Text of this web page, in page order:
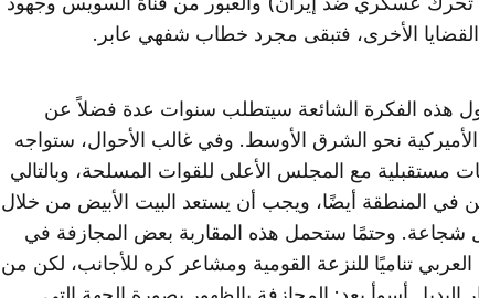
القضايا الأخرى، فتبقى مجرد خطاب شفهي عابر.
هذه الفكرة الشائعة سيتطلب سنوات عدة فضلاً عن
نحو الشرق الأوسط. وفي غالب الأحوال، ستواجه
مستقبلية مع المجلس الأعلى للقوات المسلحة، وبالتالي
في المنطقة أيضًا، ويجب أن يستعد البيت الأبيض من خلال
شجاعة. وحتمًا ستحمل هذه المقاربة بعض المجازفة في
تناميًا للنزعة القومية ومشاعر كره للأجانب، لكن من